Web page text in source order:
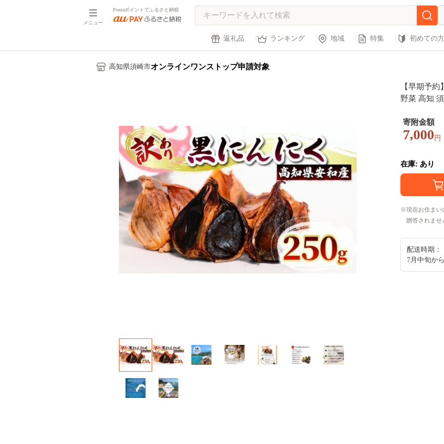
メニュー
Pontaポイントでふるさと納税
返礼品 ランキング 地域 特集 初めての方
高知県須崎市オンラインワンストップ申請対象
【早期予
野菜 高知
寄附金額
7,000 円
在庫: あり
現在お住まい
贈答されませ
配送時期：
7月中旬か